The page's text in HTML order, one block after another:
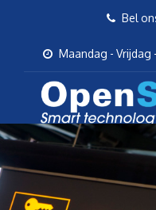
Bel
Maandag - Vrijdag